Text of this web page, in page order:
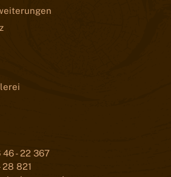
- 22 367
28 821